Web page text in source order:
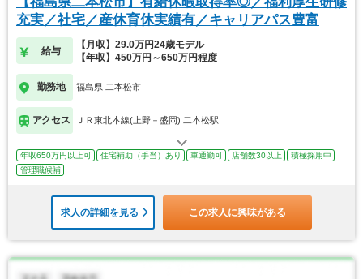
充実／社宅／産休育休実績有／キャリアパス豊富
給与
【月収】29.0万円24歳モデル
【年収】450万円～650万円程度
勤務地 福島県 二本松市
アクセス ＪＲ東北本線(上野－盛岡) 二本松駅
年収650万円以上可 住宅補助（手当）あり 車通勤可 店舗数30以上
積極採用中
管理職候補
求人の詳細を見る この求人に興味がある